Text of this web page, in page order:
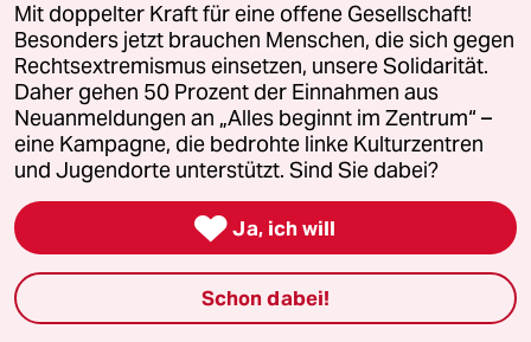
Unterstützen
abo
taz zahl ich
recherchefonds ausland
Mit doppelter Kraft für eine offene Gesellschaft!
Besonders jetzt brauchen Menschen, die sich gegen
Rechtsextremismus einsetzen, unsere Solidarität.
Daher gehen 50 Prozent der Einnahmen aus
Neuanmeldungen an „Alles beginnt im Zentrum“ –
eine Kampagne, die bedrohte linke Kulturzentren
und Jugendorte unterstützt. Sind Sie dabei?
 Ja, ich will
Schon dabei!